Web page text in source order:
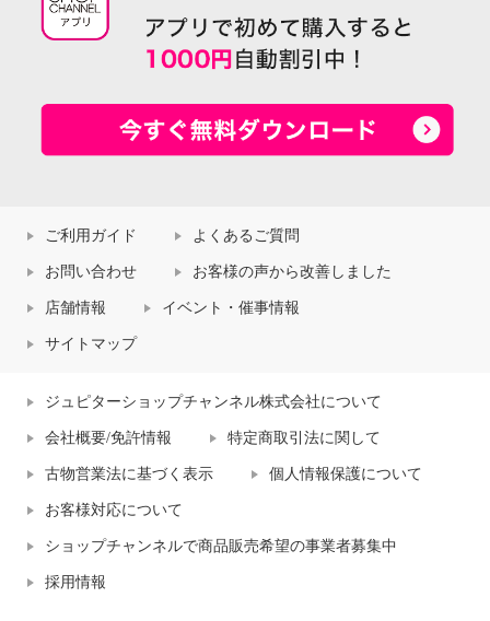
ご利用ガイド よくあるご質問
お問い合わせ お客様の声から改善しました
店舗情報 イベント・催事情報
サイトマップ
ジュピターショップチャンネル株式会社について
会社概要/免許情報 特定商取引法に関して
古物営業法に基づく表示 個人情報保護について
お客様対応について
ショップチャンネルで商品販売希望の事業者募集中
採用情報